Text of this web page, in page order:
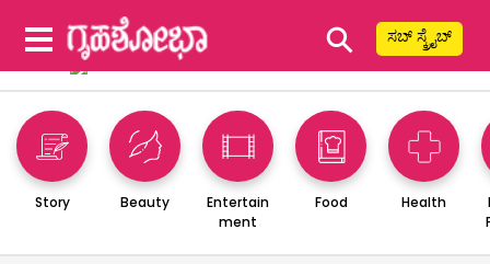
⚲ ಸಬ್ ಸ್ಕ್ರೈಬ್
Story Beauty
Entertain
ment
Food Health